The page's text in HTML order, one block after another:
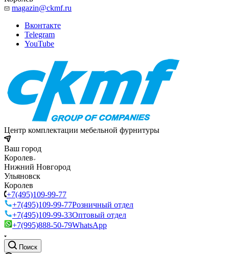
magazin@ckmf.ru
Вконтакте
Telegram
YouTube
Центр комплектации мебельной фурнитуры
Ваш город
Королев
Нижний Новгород
Ульяновск
Королев
+7(495)109-99-77
+7(495)109-99-77Розничный отдел
+7(495)109-99-33Оптовый отдел
+7(995)888-50-79WhatsApp
Поиск